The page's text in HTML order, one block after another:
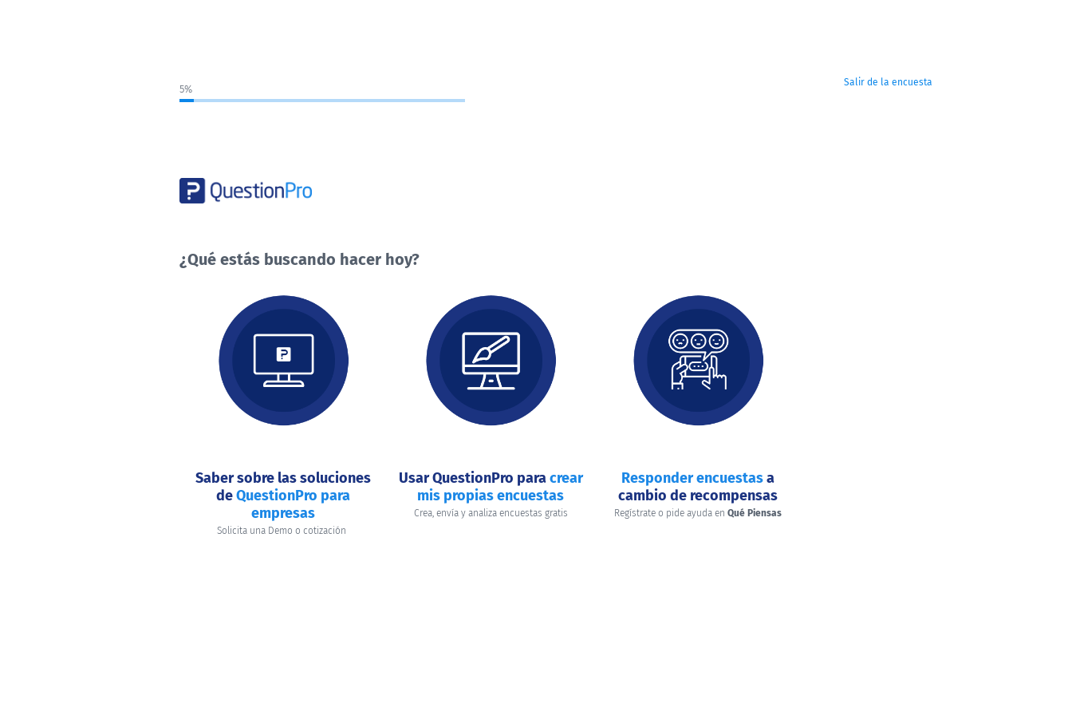
Salir de la encuesta
5%
¿Qué estás buscando hacer hoy?
buscando
hacer
Saber sobre las soluciones
deQuestionPro para
empresas
Solicita una Demo o cotización
Usar QuestionPro paracrear
mis propias encuestas
Crea, envía y analiza encuestas gratis
Responder encuestasa
cambio de recompensas
Regístrate o pide ayuda en Qué Piensas